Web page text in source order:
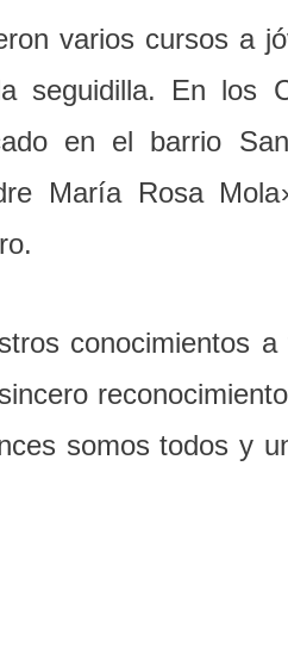
varios cursos a
seguidilla. En los
en el barrio
María Rosa
conocimientos
somos todos y